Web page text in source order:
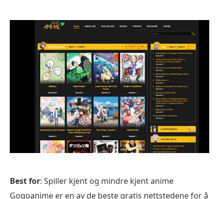
Best for: Spiller kjent og mindre kjent anime
Gogoanime er en av de beste gratis nettstedene for å